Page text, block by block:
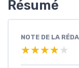
Résumé
NOTE DE LA
★★★★★
★★★★★